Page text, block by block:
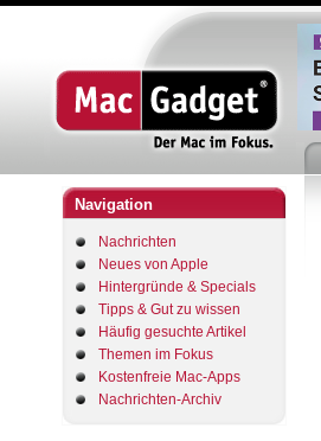
Navigation
Nachrichten
Neues von Apple
Hintergründe & Specials
Tipps & Gut zu wissen
Häufig gesuchte Artikel
Themen im Fokus
Kostenfreie Mac-Apps
Nachrichten-Archiv